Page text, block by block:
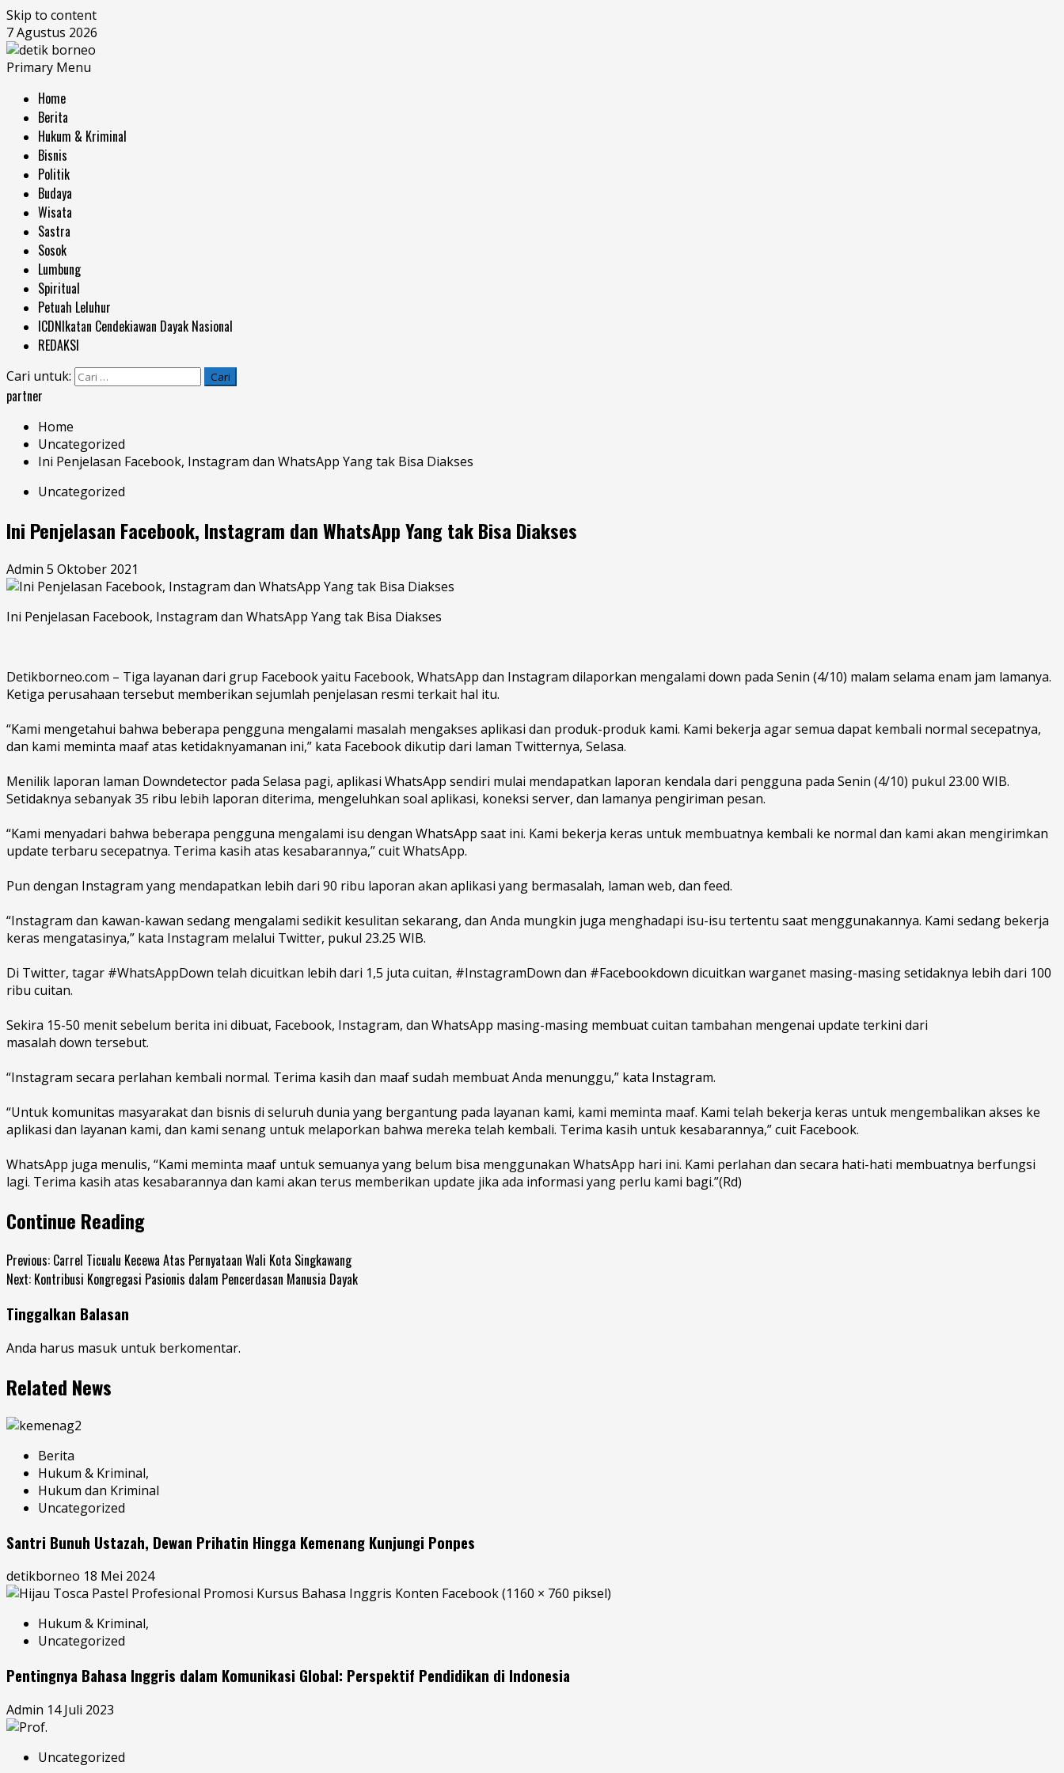
Skip to content
7 Agustus 2026
Primary Menu
Home
Berita
Hukum & Kriminal
Bisnis
Politik
Budaya
Wisata
Sastra
Sosok
Lumbung
Spiritual
Petuah Leluhur
ICDNIkatan Cendekiawan Dayak Nasional
REDAKSI
Cari untuk:
partner
Home
Uncategorized
Ini Penjelasan Facebook, Instagram dan WhatsApp Yang tak Bisa Diakses
Uncategorized
Ini Penjelasan Facebook, Instagram dan WhatsApp Yang tak Bisa Diakses
Admin 5 Oktober 2021
Ini Penjelasan Facebook, Instagram dan WhatsApp Yang tak Bisa Diakses
Detikborneo.com – Tiga layanan dari grup Facebook yaitu Facebook, WhatsApp dan Instagram dilaporkan mengalami down pada Senin (4/10) malam selama enam jam lamanya.
Ketiga perusahaan tersebut memberikan sejumlah penjelasan resmi terkait hal itu.
“Kami mengetahui bahwa beberapa pengguna mengalami masalah mengakses aplikasi dan produk-produk kami. Kami bekerja agar semua dapat kembali normal secepatnya,
dan kami meminta maaf atas ketidaknyamanan ini,” kata Facebook dikutip dari laman Twitternya, Selasa.
Menilik laporan laman Downdetector pada Selasa pagi, aplikasi WhatsApp sendiri mulai mendapatkan laporan kendala dari pengguna pada Senin (4/10) pukul 23.00 WIB.
Setidaknya sebanyak 35 ribu lebih laporan diterima, mengeluhkan soal aplikasi, koneksi server, dan lamanya pengiriman pesan.
“Kami menyadari bahwa beberapa pengguna mengalami isu dengan WhatsApp saat ini. Kami bekerja keras untuk membuatnya kembali ke normal dan kami akan mengirimkan
update terbaru secepatnya. Terima kasih atas kesabarannya,” cuit WhatsApp.
Pun dengan Instagram yang mendapatkan lebih dari 90 ribu laporan akan aplikasi yang bermasalah, laman web, dan feed.
“Instagram dan kawan-kawan sedang mengalami sedikit kesulitan sekarang, dan Anda mungkin juga menghadapi isu-isu tertentu saat menggunakannya. Kami sedang bekerja
keras mengatasinya,” kata Instagram melalui Twitter, pukul 23.25 WIB.
Di Twitter, tagar #WhatsAppDown telah dicuitkan lebih dari 1,5 juta cuitan, #InstagramDown dan #Facebookdown dicuitkan warganet masing-masing setidaknya lebih dari 100
ribu cuitan.
Sekira 15-50 menit sebelum berita ini dibuat, Facebook, Instagram, dan WhatsApp masing-masing membuat cuitan tambahan mengenai update terkini dari
masalah down tersebut.
“Instagram secara perlahan kembali normal. Terima kasih dan maaf sudah membuat Anda menunggu,” kata Instagram.
“Untuk komunitas masyarakat dan bisnis di seluruh dunia yang bergantung pada layanan kami, kami meminta maaf. Kami telah bekerja keras untuk mengembalikan akses ke
aplikasi dan layanan kami, dan kami senang untuk melaporkan bahwa mereka telah kembali. Terima kasih untuk kesabarannya,” cuit Facebook.
WhatsApp juga menulis, “Kami meminta maaf untuk semuanya yang belum bisa menggunakan WhatsApp hari ini. Kami perlahan dan secara hati-hati membuatnya berfungsi
lagi. Terima kasih atas kesabarannya dan kami akan terus memberikan update jika ada informasi yang perlu kami bagi.”(Rd)
Continue Reading
Previous: Carrel Ticualu Kecewa Atas Pernyataan Wali Kota Singkawang
Next: Kontribusi Kongregasi Pasionis dalam Pencerdasan Manusia Dayak
Tinggalkan Balasan
Anda harus masuk untuk berkomentar.
Related News
Berita
Hukum & Kriminal,
Hukum dan Kriminal
Uncategorized
Santri Bunuh Ustazah, Dewan Prihatin Hingga Kemenang Kunjungi Ponpes
detikborneo 18 Mei 2024
Hukum & Kriminal,
Uncategorized
Pentingnya Bahasa Inggris dalam Komunikasi Global: Perspektif Pendidikan di Indonesia
Admin 14 Juli 2023
Uncategorized